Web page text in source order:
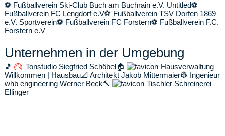
⚽ Fußballverein Ski-Club Buch am Buchrain e.V. Untitled⚽
Fußballverein FC Lengdorf e.V⚽ Fußballverein TSV Dorfen 1869
e.V. Sportverein⚽ Fußballverein FC Forstern⚽ Fußballverein F.C.
Forstern e.V
Unternehmen in der Umgebung
🎵 Tonstudio Siegfried Schöbel🏠
Hausverwaltung
Willkommen | Hausbau📐 Architekt Jakob Mittermaier👷 Ingenieur
whb engineering Werner Beck🔨
Tischler Schreinerei
Ellinger